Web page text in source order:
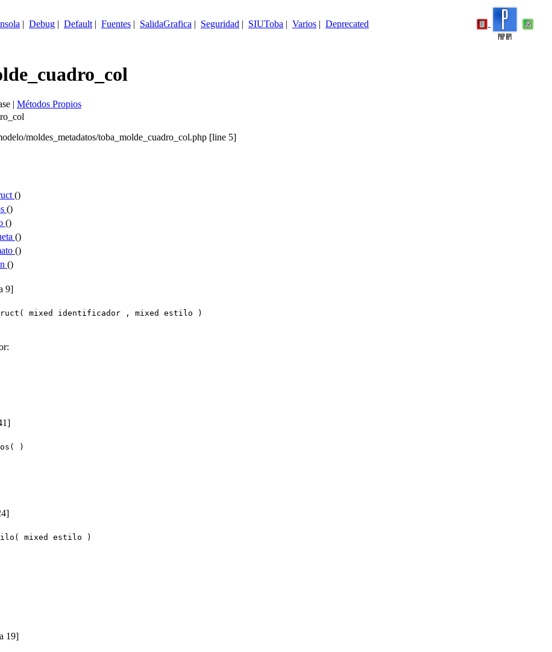
| Debug | Default | Fuentes | SalidaGrafica | Seguridad | SIUToba | Varios | Deprecated
| Métodos Propios
moldes_metadatos/toba_molde_cuadro_col.php [line 5]
()
()
()
()
()
()
9]
mixed identificador , mixed estilo )
)
mixed estilo )
19]